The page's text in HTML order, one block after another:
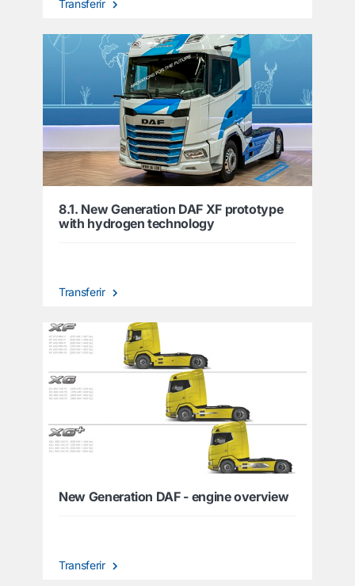
Transferir
8.1. New Generation DAF XF prototype
with hydrogen technology
Transferir
New Generation DAF - engine overview
Transferir